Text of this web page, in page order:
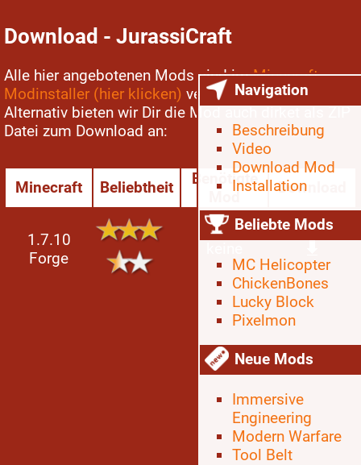
Download - JurassiCraft
Alle hier angebotenen Mods sind imMinecraft
Modinstaller (hier klicken) verfügbar...
Alternativ bieten wir Dir die Mod auch dirket als ZIP
Datei zum Download an:
Minecraft Beliebtheit
Benötigte
Mod
Download
1.7.10
Forge
Navigation
Beschreibung
Video
Download Mod
Installation
Beliebte Mods
MC Helicopter
ChickenBones
Lucky Block
Pixelmon
Neue Mods
Immersive
Engineering
Modern Warfare
Tool Belt